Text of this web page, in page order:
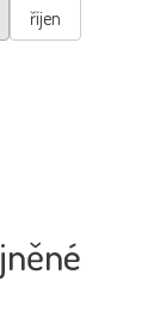
říjen